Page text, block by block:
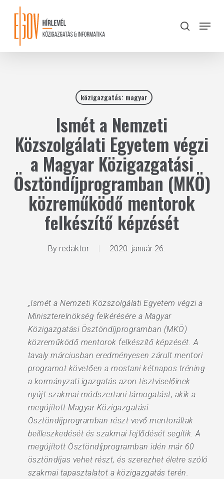
content
search
Menu
közigazgatás: magyar
Ismét a Nemzeti
Közszolgálati Egyetem végzi
a Magyar Közigazgatási
Ösztöndíjprogramban (MKÖ)
közreműködő mentorok
felkészítő képzését
By redaktor 2020. január 26.
„Ismét a Nemzeti Közszolgálati Egyetem végzi a
Miniszterelnökség felkérésére a Magyar
Közigazgatási Ösztöndíjprogramban (MKÖ)
közreműködő mentorok felkészítő képzését. A
tavaly márciusban eredményesen zárult mentori
programot követően a mostani kétnapos tréning
a kormányzati igazgatás azon tisztviselőinek
nyújt szakmai módszertani támogatást, akik a
megújított Magyar Közigazgatási
Ösztöndíjprogramban részt vevő mentoráltak
beilleszkedését és szakmai fejlődését segítik. A
megújított Ösztöndíjprogramban idén már 60
ösztöndíjas vehet részt, és szerezhet életre szóló
szakmai tapasztalatot a közigazgatás terén.
Close